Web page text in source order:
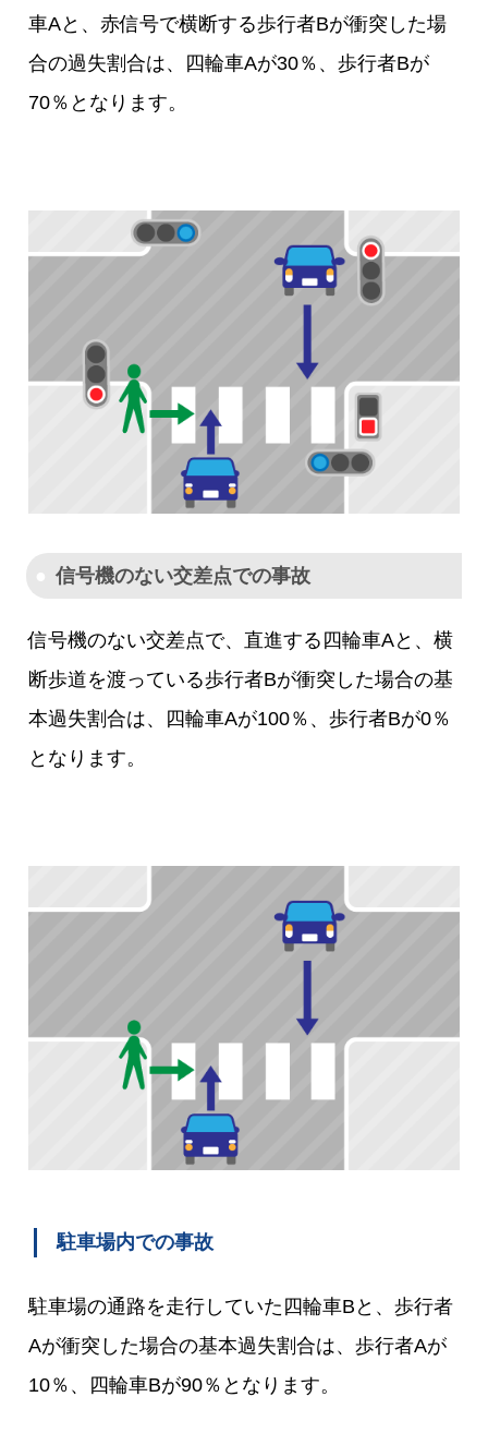
車Aと、赤信号で横断する歩行者Bが衝突した場
合の過失割合は、四輪車Aが30％、歩行者Bが
70％となります。
信号機のない交差点での事故
信号機のない交差点で、直進する四輪車Aと、横
断歩道を渡っている歩行者Bが衝突した場合の基
本過失割合は、四輪車Aが100％、歩行者Bが0％
となります。
駐車場内での事故
駐車場の通路を走行していた四輪車Bと、歩行者
Aが衝突した場合の基本過失割合は、歩行者Aが
10％、四輪車Bが90％となります。